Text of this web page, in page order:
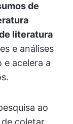
de
literatura
e análises
e acelera a
ao
coletar,